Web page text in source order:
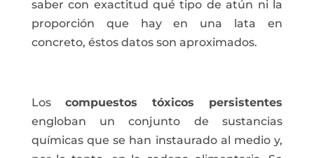
saber con exactitud qué tipo de atún ni la
proporción que hay en una lata en
concreto, éstos datos son aproximados.
Los compuestos tóxicos persistentes
engloban un conjunto de sustancias
químicas que se han instaurado al medio y,